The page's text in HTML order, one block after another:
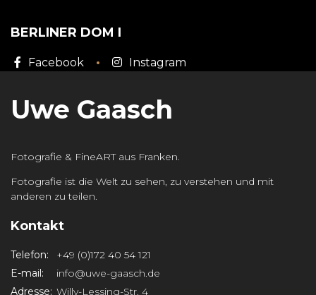
BERLINER DOM I
Facebook Instagram
Uwe Gaasch
Fotografie & FineART aus Franken.
Fotografie ist die Welt zu sehen, zu verstehen und mit
anderen zu teilen.
Kontakt
Telefon:
+49 (0)172 40 54 121
E-mail:
info@uwe-gaasch.de
Adresse: Willy-Lessing-Str. 4